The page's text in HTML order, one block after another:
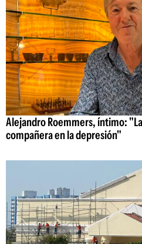
Alejandro Roemmers, íntimo:
compañera en la depresión"